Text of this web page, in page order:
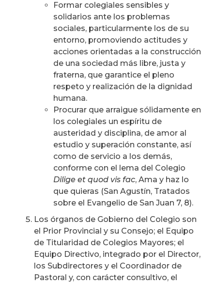
Formar colegiales sensibles y
solidarios ante los problemas
sociales, particularmente los de su
entorno, promoviendo actitudes y
acciones orientadas a la construcción
de una sociedad más libre, justa y
fraterna, que garantice el pleno
respeto y realización de la dignidad
humana.
Procurar que arraigue sólidamente en
los colegiales un espíritu de
austeridad y disciplina, de amor al
estudio y superación constante, así
como de servicio a los demás,
conforme con el lema del Colegio
Dilige et quod vis fac, Ama y haz lo
que quieras (San Agustín, Tratados
sobre el Evangelio de San Juan 7, 8).
Los órganos de Gobierno del Colegio son
el Prior Provincial y su Consejo; el Equipo
de Titularidad de Colegios Mayores; el
Equipo Directivo, integrado por el Director,
los Subdirectores y el Coordinador de
Pastoral y, con carácter consultivo, el